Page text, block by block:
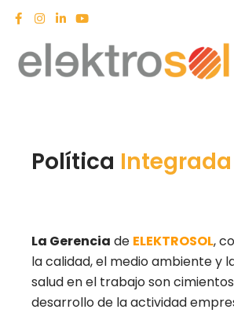
Política Integrada
La Gerencia de ELEKTROSOL,
la calidad, el medio ambiente y
salud en el trabajo son
desarrollo de la actividad